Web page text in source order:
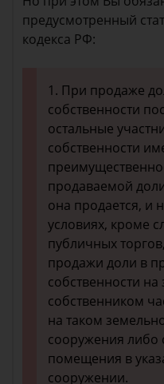
предусмотренный
кодекса РФ:
1. При продаже
собственности
остальные
собственности
продаваемой
она продается, и
условиях, кроме
публичных
продажи доли в
собственности
собственником
на таком
сооружения либо
помещения в
сооружении.